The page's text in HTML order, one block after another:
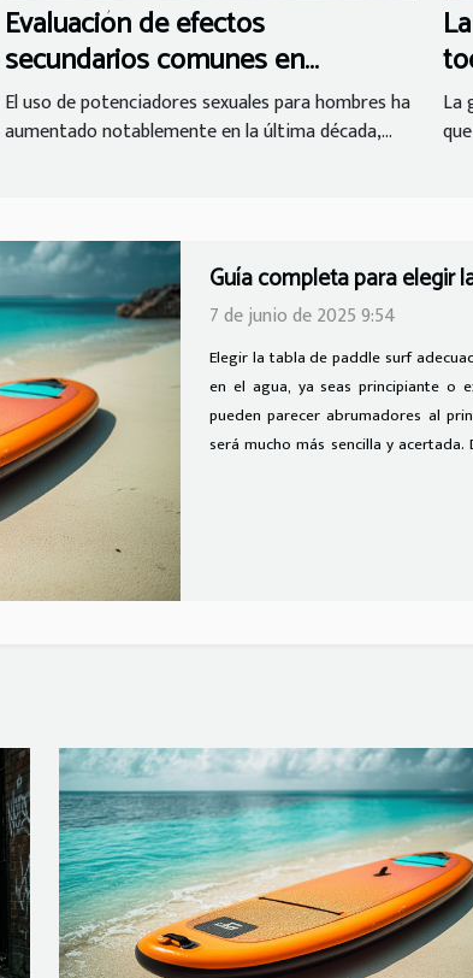
Evaluación de efectos
secundarios comunes en
potenciadores sexuales para
hombres
El uso de potenciadores sexuales para hombres ha
aumentado notablemente en la última década,...
La
Evaluación de efectos
sexuales para hombres
23 de mayo de 2025 1:42
El uso de potenciadores sexuales
década, generando tanto
secundarios. Aunque muchos